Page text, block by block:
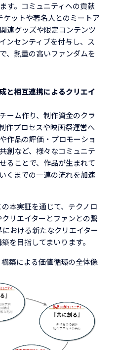
す。コミュニティへの貢献
ットや著名人とのミートア
連グッズや限定コンテンツ
ンセンティブを付与し、ス
、熱量の高いファンダムを
と相互連携によるクリエイ
ーム作り、制作資金のクラ
作プロセスや映画祭運営へ
作品の評価・プロモーショ
創など、様々なコミュニテ
ることで、作品が生まれて
くまでの一連の流れを加速
本実証を通じて、テクノロ
リエイターとファンとの繋
おける新たなクリエイター
を目指してまいります。
構築による価値循環の全体像